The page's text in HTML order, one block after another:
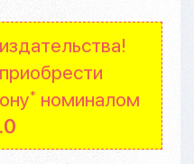
* номиналом